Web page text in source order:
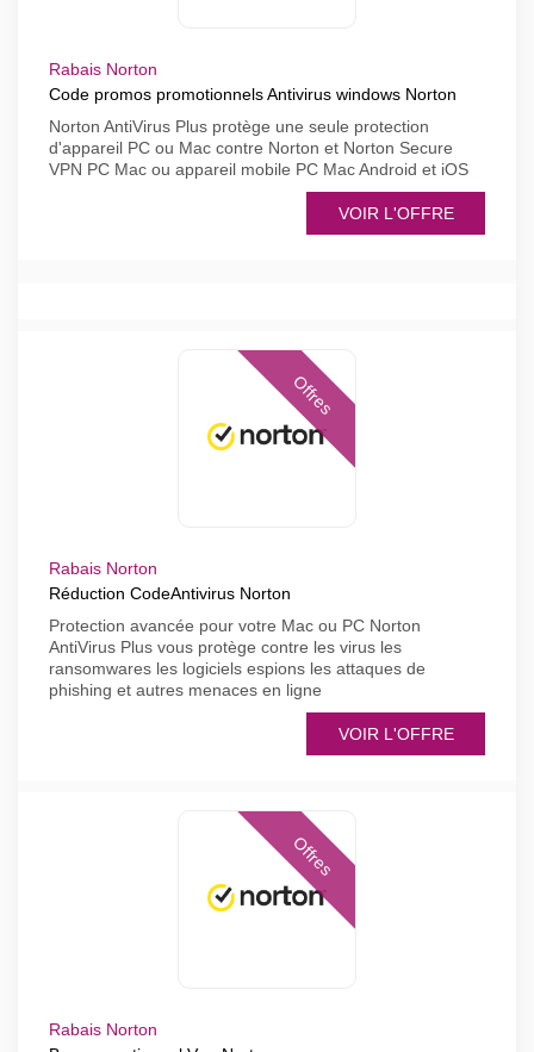
Rabais Norton
Code promos promotionnels Antivirus windows Norton
Norton AntiVirus Plus protège une seule protection
d'appareil PC ou Mac contre Norton et Norton Secure
VPN PC Mac ou appareil mobile PC Mac Android et iOS
VOIR L'OFFRE
Offres
Rabais Norton
Réduction CodeAntivirus Norton
Protection avancée pour votre Mac ou PC Norton
AntiVirus Plus vous protège contre les virus les
ransomwares les logiciels espions les attaques de
phishing et autres menaces en ligne
VOIR L'OFFRE
Offres
Rabais Norton